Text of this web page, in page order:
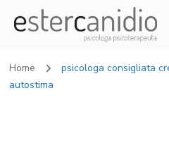
Home
psicologa consigliata
autostima